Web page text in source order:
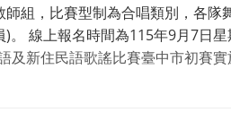
組，比賽型制為合唱類別，各
。 線上報名時間為115年9月7日
及新住民語歌謠比賽臺中市初賽